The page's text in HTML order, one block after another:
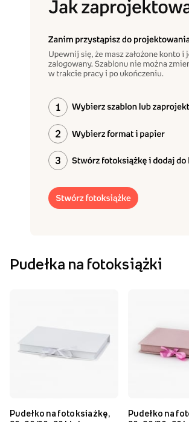
Pudełka na fotoksiążki
Pudełko na fotoksiażkę,
Pudełko na